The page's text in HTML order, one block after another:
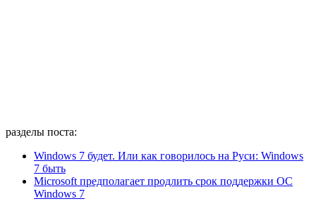
разделы поста:
Windows 7 будет. Или как говорилось на Руси: Windows
7 быть
Microsoft предполагает продлить срок поддержки ОС
Windows 7